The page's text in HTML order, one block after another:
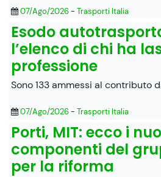
07/Ago/2026- Trasporti Italia
Esodo
l’elenco di chi ha
professione
Sono 133 ammessi al contributo
07/Ago/2026- Trasporti Italia
Porti, MIT: ecco i
componenti del
per la riforma